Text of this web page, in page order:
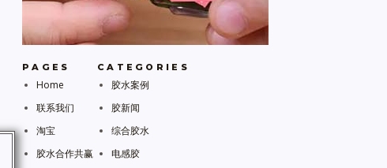
PAGES
Home
联系我们
淘宝
胶水合作共赢
CATEGORIES
胶水案例
胶新闻
综合胶水
电感胶